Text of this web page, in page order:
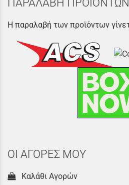
Η παραλαβή των προϊόντων
ΟΙ ΑΓΟΡΕΣ ΜΟΥ
Καλάθι Αγορών